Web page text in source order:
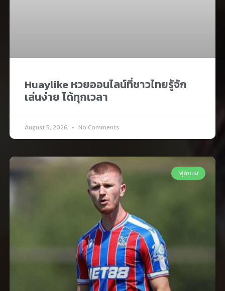
Huaylike หวยออนไลน์ที่ชาวไทยรู้จัก
เล่นง่าย ได้ทุกเวลา
August 5, 2026 No Comments
ฟุตบอล